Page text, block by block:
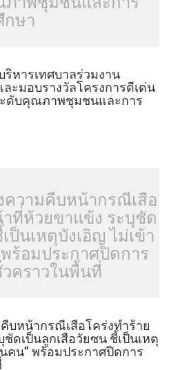
กษา
หารเทศบาลร่วมงาน
ะมอบรางวัลโครงการดีเด่น
ดับคุณภาพชุมชนและการ
ความคืบหน้ากรณีเสือ
าที่ห้วยขาแข้ง ระบุชัด
ป็นเหตุบังเอิญ ไม่เข้า
ร้อมประกาศปิดการ
คราวในพื้นที่
บหน้ากรณีเสือโคร่งทำร้าย
ดเป็นลูกเสือวัยซน ชี้เป็นเหตุ
คน” พร้อมประกาศปิดการ